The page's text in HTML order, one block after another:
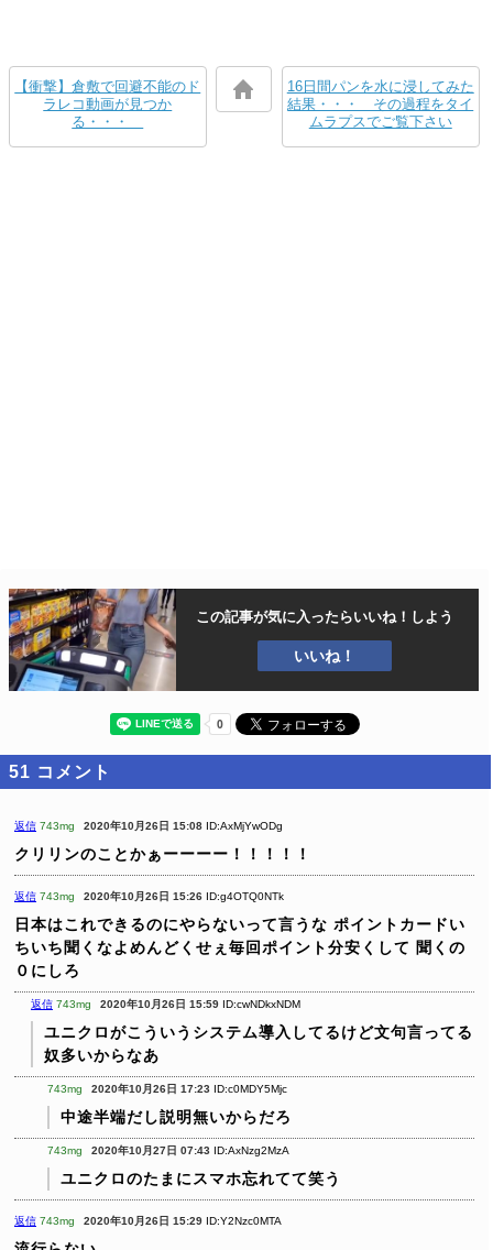
【衝撃】倉敷で回避不能のド
ラレコ動画が見つか
る・・・
16日間パンを水に浸してみた
結果・・・ その過程をタイ
ムラプスでご覧下さい
この記事が気に入ったらいいね！しよう
いいね！
51 コメント
返信 743mg 2020年10月26日 15:08 ID:AxMjYwODg
クリリンのことかぁーーーー！！！！！
返信 743mg 2020年10月26日 15:26 ID:g4OTQ0NTk
日本はこれできるのにやらないって言うな ポイントカードい
ちいち聞くなよめんどくせぇ毎回ポイント分安くして 聞くの
０にしろ
返信 743mg 2020年10月26日 15:59 ID:cwNDkxNDM
ユニクロがこういうシステム導入してるけど文句言ってる
奴多いからなあ
743mg 2020年10月26日 17:23 ID:c0MDY5Mjc
中途半端だし説明無いからだろ
743mg 2020年10月27日 07:43 ID:AxNzg2MzA
ユニクロのたまにスマホ忘れてて笑う
返信 743mg 2020年10月26日 15:29 ID:Y2Nzc0MTA